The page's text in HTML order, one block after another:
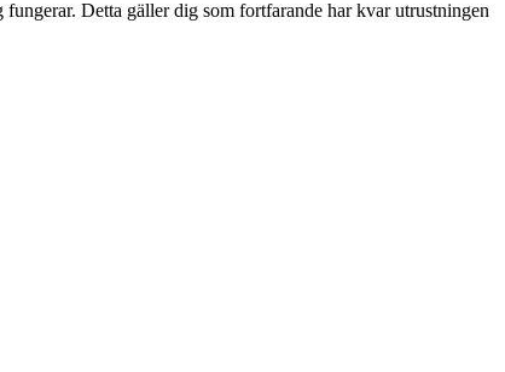
Detta gäller dig som fortfarande har kvar utrustningen